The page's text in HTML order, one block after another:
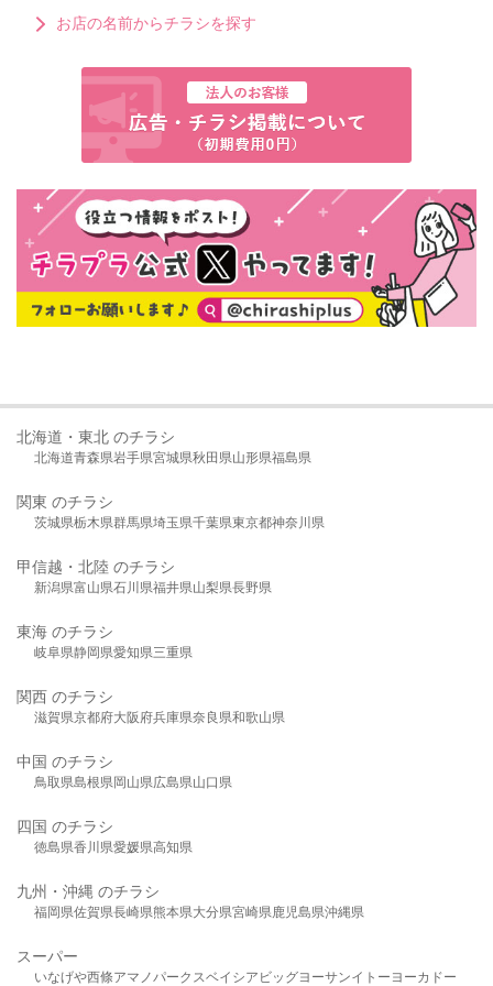
お店の名前からチラシを探す
北海道・東北 のチラシ
北海道青森県岩手県宮城県秋田県山形県福島県
関東 のチラシ
茨城県栃木県群馬県埼玉県千葉県東京都神奈川県
甲信越・北陸 のチラシ
新潟県富山県石川県福井県山梨県長野県
東海 のチラシ
岐阜県静岡県愛知県三重県
関西 のチラシ
滋賀県京都府大阪府兵庫県奈良県和歌山県
中国 のチラシ
鳥取県島根県岡山県広島県山口県
四国 のチラシ
徳島県香川県愛媛県高知県
九州・沖縄 のチラシ
福岡県佐賀県長崎県熊本県大分県宮崎県鹿児島県沖縄県
スーパー
いなげや西條アマノパークスベイシア ビッグヨーサンイトーヨーカドー